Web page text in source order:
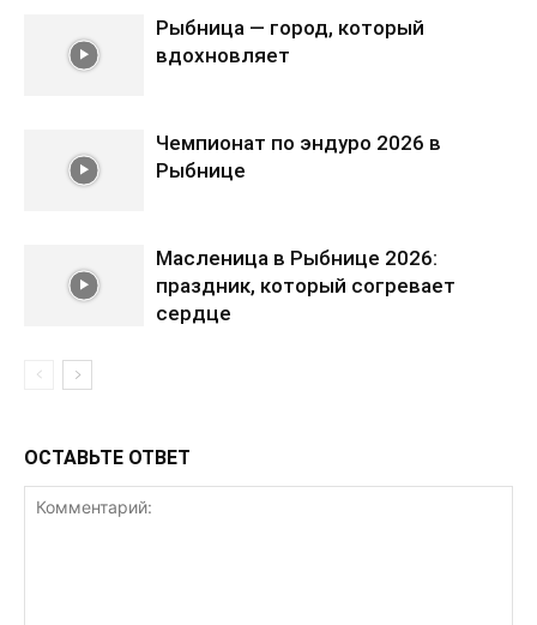
Рыбница — город, который
вдохновляет
Чемпионат по эндуро 2026 в
Рыбнице
Масленица в Рыбнице 2026:
праздник, который согревает
сердце
ОСТАВЬТЕ ОТВЕТ